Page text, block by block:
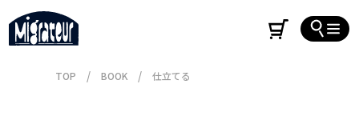
TOP BOOK 仕立てる